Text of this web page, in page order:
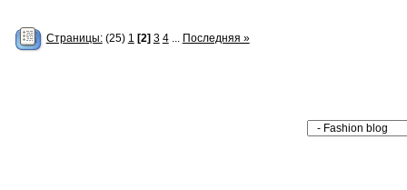
Страницы:(25) 1 [2] 3 4... Последняя »